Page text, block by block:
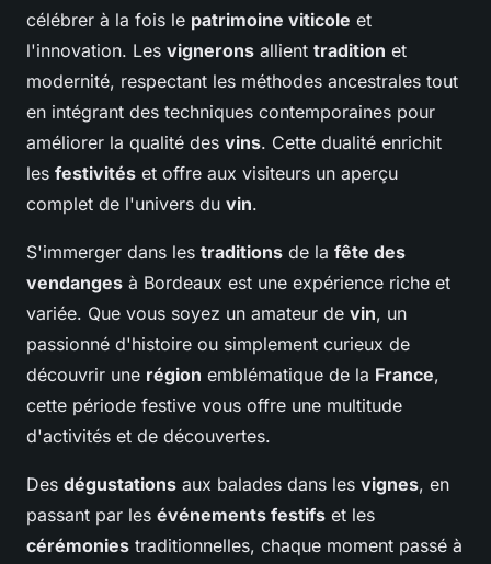
célébrer à la fois le patrimoine viticole et
l'innovation. Les vignerons allient tradition et
modernité, respectant les méthodes ancestrales tout
en intégrant des techniques contemporaines pour
améliorer la qualité des vins. Cette dualité enrichit
les festivités et offre aux visiteurs un aperçu
complet de l'univers du vin.
S'immerger dans les traditions de la fête des
vendanges à Bordeaux est une expérience riche et
variée. Que vous soyez un amateur de vin, un
passionné d'histoire ou simplement curieux de
découvrir une région emblématique de la France,
cette période festive vous offre une multitude
d'activités et de découvertes.
Des dégustations aux balades dans les vignes, en
passant par les événements festifs et les
cérémonies traditionnelles, chaque moment passé à